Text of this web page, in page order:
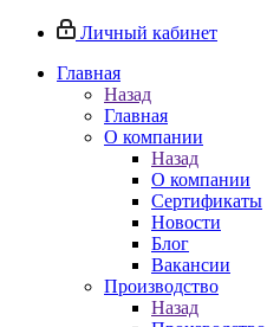
Личный кабинет
Главная
Назад
Главная
О компании
Назад
О компании
Сертификаты
Новости
Блог
Вакансии
Производство
Назад